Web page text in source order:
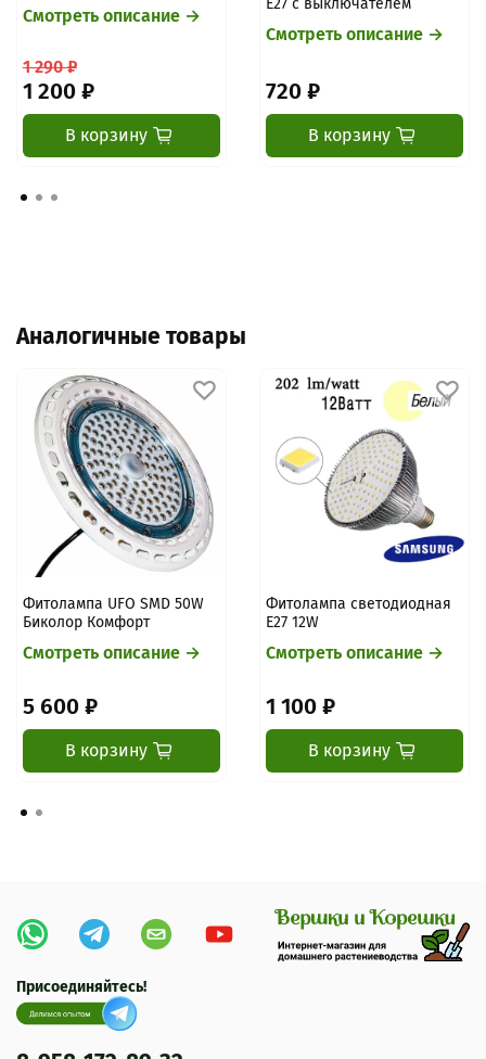
Смотреть описание →
1 290 ₽
1 200 ₽
В корзину
Смотреть описание →
720 ₽
В корзину
Аналогичные товары
Фитолампа UFO SMD 50W
Биколор Комфорт
Смотреть описание →
5 600 ₽
В корзину
Фитолампа светодиодная
Е27 12W
Смотреть описание →
1 100 ₽
В корзину
Присоединяйтесь!